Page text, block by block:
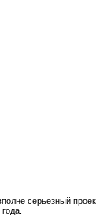
серьезный